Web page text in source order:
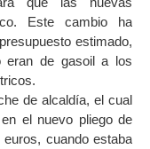
Este cambio ha
estimado,
eran de gasoil a los
de alcaldía, el cual
el nuevo pliego de
cuando estaba